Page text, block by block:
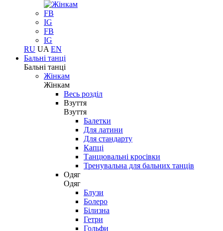
FB
IG
FB
IG
RU UA EN
Бальні танці
Бальні танці
Жінкам
Жінкам
Весь розділ
Взуття
Взуття
Балетки
Для латини
Для стандарту
Капці
Танцювальні кросівки
Тренувальна для бальних танців
Одяг
Одяг
Блузи
Болеро
Білизна
Гетри
Гольфи